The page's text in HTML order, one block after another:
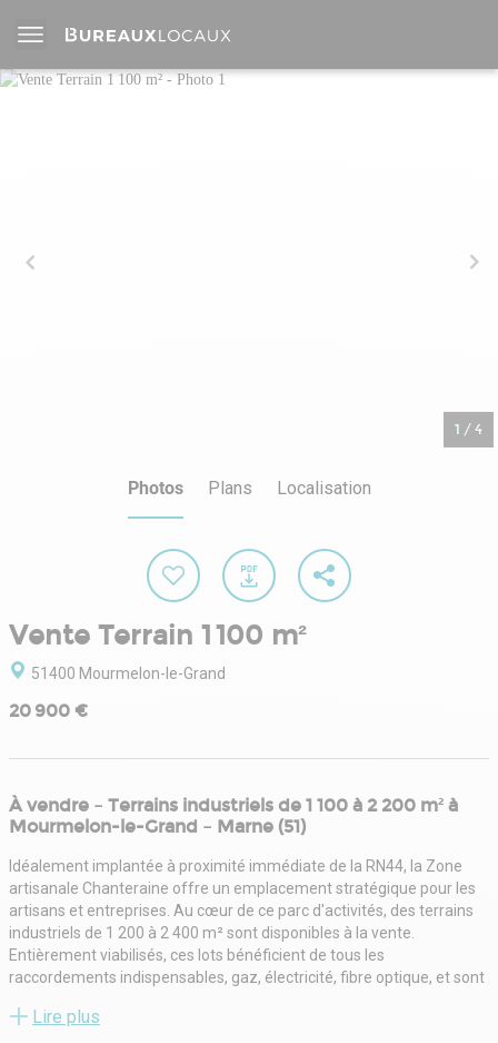
1 / 4
Photos Plans Localisation
Vente Terrain 1 100 m²
51400 Mourmelon-le-Grand
20 900 €
À vendre – Terrains industriels de 1 100 à 2 200 m² à
Mourmelon-le-Grand – Marne (51)
Idéalement implantée à proximité immédiate de la RN44, la Zone
artisanale Chanteraine offre un emplacement stratégique pour les
artisans et entreprises. Au cœur de ce parc d'activités, des terrains
industriels de 1 200 à 2 400 m² sont disponibles à la vente.
Entièrement viabilisés, ces lots bénéficient de tous les
raccordements indispensables, gaz, électricité, fibre optique, et sont
hectares, la zone accueille déjà plusieurs entreprises reconnues
Lire plus